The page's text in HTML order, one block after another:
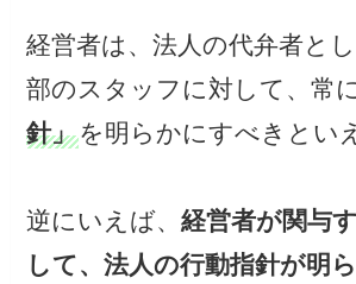
経営者は、法人の代弁者と
部のスタッフに対して、常
針」を明らかにすべきとい
逆にいえば、経営者が関与
して、法人の行動指針が明